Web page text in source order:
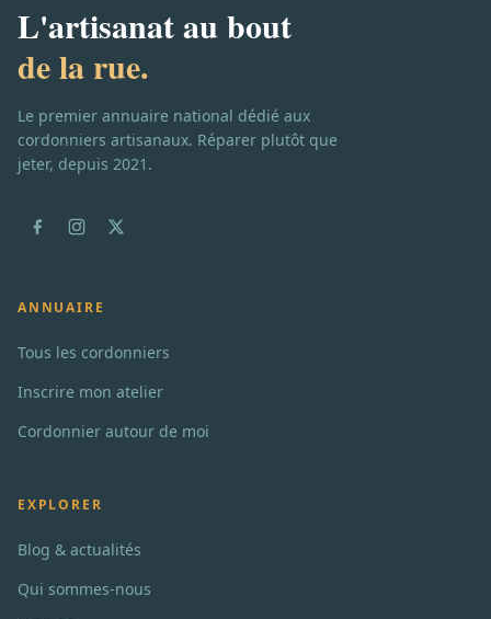
L'artisanat au bout
de la rue.
Le premier annuaire national dédié aux
cordonniers artisanaux. Réparer plutôt que
jeter, depuis 2021.
ANNUAIRE
Tous les cordonniers
Inscrire mon atelier
Cordonnier autour de moi
EXPLORER
Blog & actualités
Qui sommes-nous